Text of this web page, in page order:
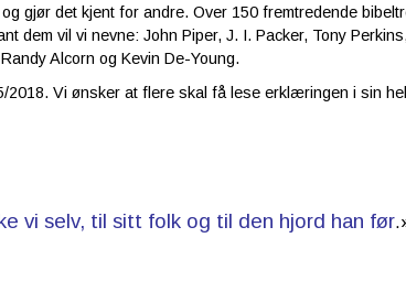
gjør det kjent for andre. Over 150 fremtredende
vil vi nevne: John Piper, J. I. Packer, Tony
Alcorn og Kevin De-Young.
Vi ønsker at flere skal få lese erklæringen i sin
vi selv, til sitt folk og til den hjord han før